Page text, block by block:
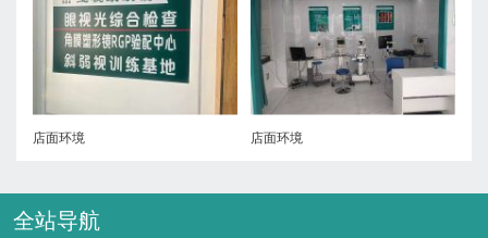
店面环境 店面环境
全站导航